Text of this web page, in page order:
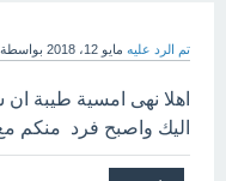
تم الرد عليه مايو 12، 2018 بواسطة
اهلا نهى امسية طيبة ان
اليك واصبح فرد منكم